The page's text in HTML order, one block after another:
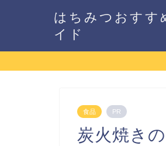
はちみつおすす
イド
食品 PR
炭火焼き